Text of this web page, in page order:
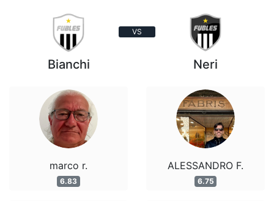
VS
Bianchi
marco r.
6.83
Neri
ALESSANDRO F.
6.75